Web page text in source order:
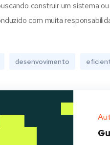
construir um sistema
com muita
desenvovimento